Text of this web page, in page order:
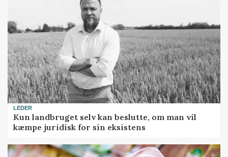
LEDER
Kun landbruget selv kan beslutte, om man vil
kæmpe juridisk for sin eksistens